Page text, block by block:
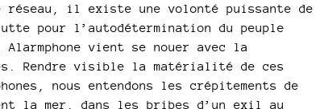
réseau, il existe une volonté puissante de
pour l’autodétermination du peuple
vient se nouer avec la
Rendre visible la matérialité de ces
nous entendons les crépitements de
la mer, dans les bribes d’un exil au